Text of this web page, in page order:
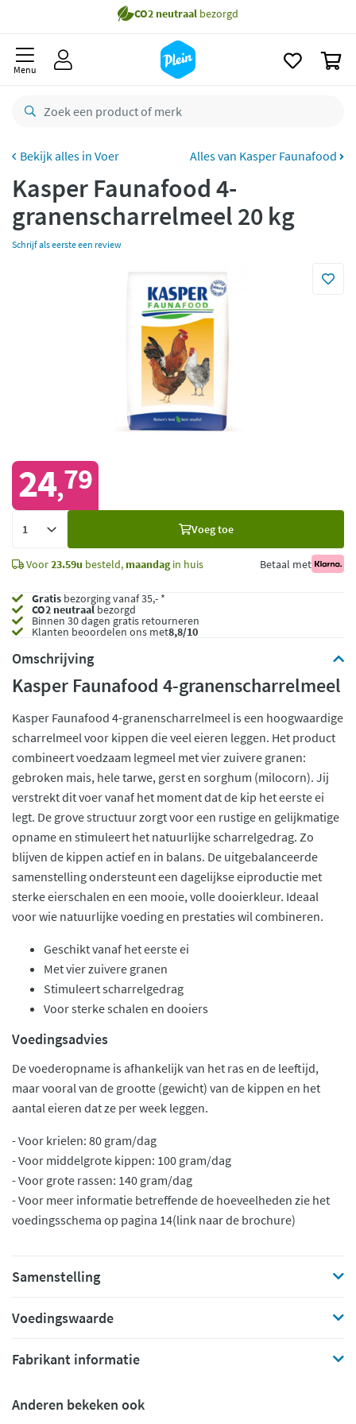
Gratisbezorging vanaf 35,- *
besteld,
Gratisretourneren
Betaal met Klarna
Menu
Voer Alles van Kasper Faunafood
Kasper Faunafood 4-
granenscharrelmeel 20 kg
Schrijf als eerste een review
24,79
Voeg toe
Voor23.59u besteld, maandagin huis Betaal met
Gratis bezorging vanaf 35,- *
CO2 neutraalbezorgd
Binnen 30 dagen gratis retourneren
Klanten beoordelen ons met8,8/10
Omschrijving
Kasper Faunafood 4-granenscharrelmeel
Kasper Faunafood 4-granenscharrelmeel is een hoogwaardige
scharrelmeel voor kippen die veel eieren leggen. Het product
combineert voedzaam legmeel met vier zuivere granen:
gebroken mais, hele tarwe, gerst en sorghum (milocorn). Jij
verstrekt dit voer vanaf het moment dat de kip het eerste ei
legt. De grove structuur zorgt voor een rustige en gelijkmatige
opname en stimuleert het natuurlijke scharrelgedrag. Zo
blijven de kippen actief en in balans. De uitgebalanceerde
samenstelling ondersteunt een dagelijkse eiproductie met
sterke eierschalen en een mooie, volle dooierkleur. Ideaal
voor wie natuurlijke voeding en prestaties wil combineren.
Geschikt vanaf het eerste ei
Met vier zuivere granen
Stimuleert scharrelgedrag
Voor sterke schalen en dooiers
Voedingsadvies
De voederopname is afhankelijk van het ras en de leeftijd,
maar vooral van de grootte (gewicht) van de kippen en het
aantal eieren dat ze per week leggen.
- Voor krielen: 80 gram/dag
- Voor middelgrote kippen: 100 gram/dag
- Voor grote rassen: 140 gram/dag
- Voor meer informatie betreffende de hoeveelheden zie het
voedingsschema op pagina 14(link naar de brochure)
Samenstelling
Voedingswaarde
Fabrikant informatie
Anderen bekeken ook